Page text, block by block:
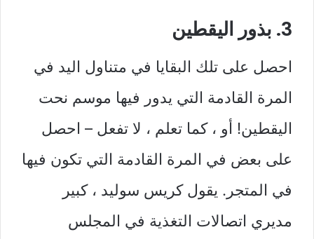
3. بذور اليقطين
احصل على تلك البقايا في متناول اليد في
المرة القادمة التي يدور فيها موسم نحت
اليقطين! أو ، كما تعلم ، لا تفعل – احصل
على بعض في المرة القادمة التي تكون فيها
في المتجر. يقول كريس سوليد ، كبير
مديري اتصالات التغذية في المجلس